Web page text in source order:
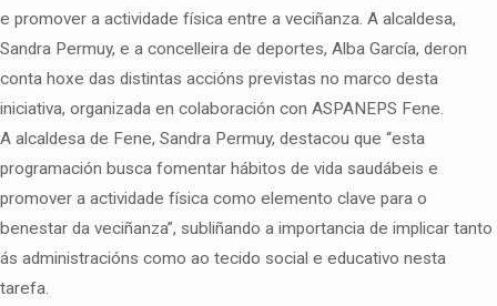
e promover a actividade física entre a veciñanza. A alcaldesa,
Sandra Permuy, e a concelleira de deportes, Alba García, deron
conta hoxe das distintas accións previstas no marco desta
iniciativa, organizada en colaboración con ASPANEPS Fene.
A alcaldesa de Fene, Sandra Permuy, destacou que “esta
programación busca fomentar hábitos de vida saudábeis e
promover a actividade física como elemento clave para o
benestar da veciñanza”, subliñando a importancia de implicar tanto
ás administracións como ao tecido social e educativo nesta
tarefa.